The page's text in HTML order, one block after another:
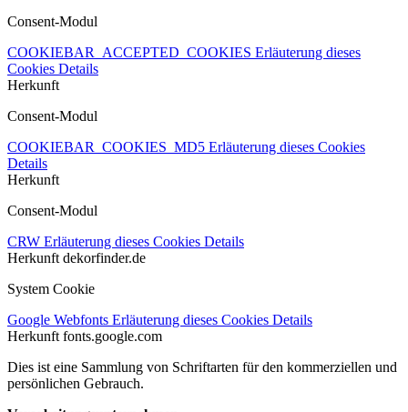
Consent-Modul
COOKIEBAR_ACCEPTED_COOKIES Erläuterung dieses
Cookies Details
Herkunft
Consent-Modul
COOKIEBAR_COOKIES_MD5 Erläuterung dieses Cookies
Details
Herkunft
Consent-Modul
CRW Erläuterung dieses Cookies Details
Herkunft dekorfinder.de
System Cookie
Google Webfonts Erläuterung dieses Cookies Details
Herkunft fonts.google.com
Dies ist eine Sammlung von Schriftarten für den kommerziellen und
persönlichen Gebrauch.